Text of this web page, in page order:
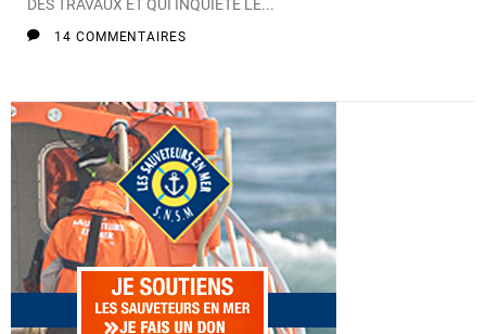
DES TRAVAUX ET QUI INQUIÈTE LE...
14 COMMENTAIRES